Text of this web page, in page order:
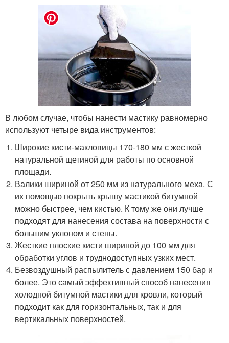
В любом случае, чтобы нанести мастику равномерно
используют четыре вида инструментов:
Широкие кисти-макловицы 170-180 мм с жесткой
натуральной щетиной для работы по основной
площади.
Валики шириной от 250 мм из натурального меха. С
их помощью покрыть крышу мастикой битумной
можно быстрее, чем кистью. К тому же они лучше
подходят для нанесения состава на поверхности с
большим уклоном и стены.
Жесткие плоские кисти шириной до 100 мм для
обработки углов и труднодоступных узких мест.
Безвоздушный распылитель с давлением 150 бар и
более. Это самый эффективный способ нанесения
холодной битумной мастики для кровли, который
подходит как для горизонтальных, так и для
вертикальных поверхностей.